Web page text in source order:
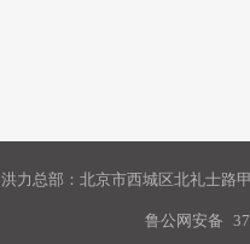
洪力总部：北京市西城区北礼士路
鲁公网安备